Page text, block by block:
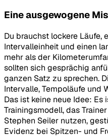
Eine ausgewogene
Du brauchst lockere Läufe,
Intervalleinheit und einen
mehr als der
sollten sich gesprächig
ganzen Satz zu sprechen.
Intervalle, Tempoläufe und
Das ist keine neue Idee:
Trainingsmodell, das
Stephen Seiler nutzen,
Evidenz bei Spitzen- und